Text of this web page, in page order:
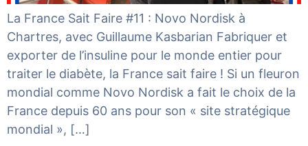
La France Sait Faire #11 : Novo Nordisk à
Chartres, avec Guillaume Kasbarian Fabriquer et
exporter de l’insuline pour le monde entier pour
traiter le diabète, la France sait faire ! Si un fleuron
mondial comme Novo Nordisk a fait le choix de la
France depuis 60 ans pour son « site stratégique
mondial », […]